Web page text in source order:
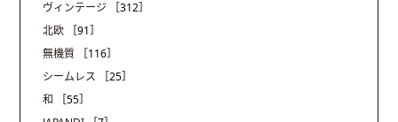
ヴィンテージ
［312］
北欧
［91］
無機質
［116］
シームレス
［25］
和
［55］